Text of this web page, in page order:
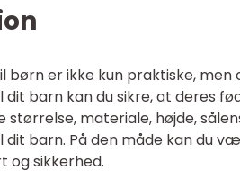
børn er ikke kun praktiske,
barn kan du sikre, at deres
størrelse, materiale, højde,
dit barn. På den måde kan du
og sikkerhed.